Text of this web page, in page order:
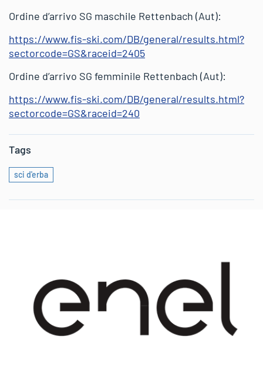
Ordine d’arrivo SG maschile Rettenbach (Aut):
https://www.fis-ski.com/DB/general/results.html?
sectorcode=GS&raceid=2405
Ordine d’arrivo SG femminile Rettenbach (Aut):
https://www.fis-ski.com/DB/general/results.html?
sectorcode=GS&raceid=240
Tags
sci d'erba